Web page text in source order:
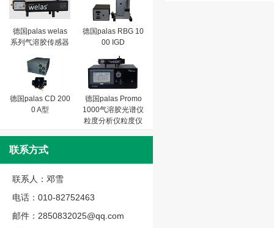
德国palas welas
系列气溶胶传感器
德国palas RBG 10
00 IGD
德国palas CD 200
0 A型
德国palas Promo
1000气溶胶光谱仪
粒度分析仪粒度仪
联系方式
联系人：邓雪
电话：010-82752463
邮件：2850832025@qq.com